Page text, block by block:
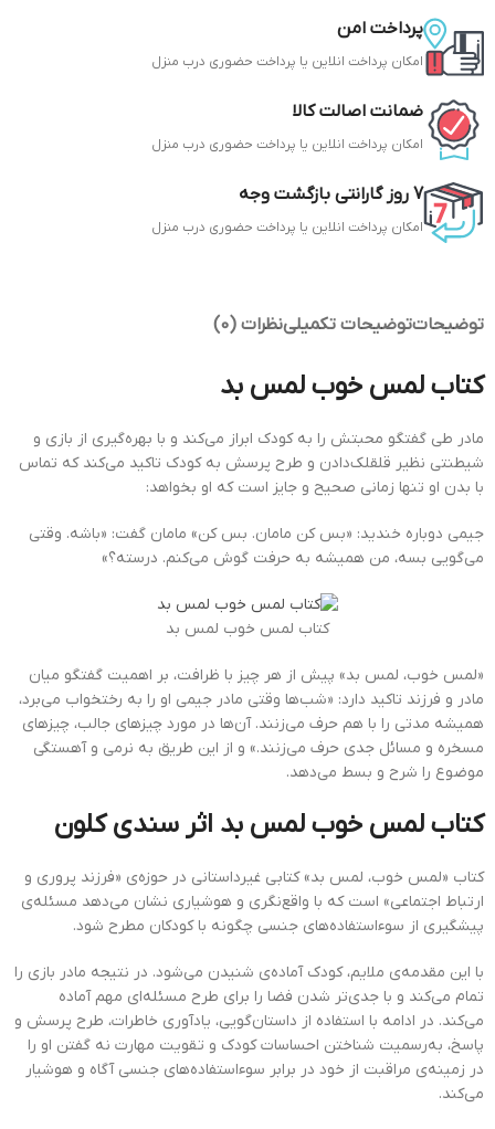
پرداخت امن
امکان پرداخت انلاین یا پرداخت حضوری درب منزل
ضمانت اصالت کالا
امکان پرداخت انلاین یا پرداخت حضوری درب منزل
7 روز گارانتی بازگشت وجه
امکان پرداخت انلاین یا پرداخت حضوری درب منزل
توضیحاتتوضیحات تکمیلینظرات (0)
کتاب لمس خوب لمس بد
مادر طی گفتگو محبتش را به کودک ابراز می‌کند و با بهره‌گیری از بازی و
شیطنتی نظیر قلقلک‌دادن و طرح پرسش به کودک تاکید می‌کند که تماس
با بدن او تنها زمانی صحیح و جایز است که او بخواهد:
جیمی دوباره خندید: «بس کن مامان. بس کن» مامان گفت: «باشه. وقتی
می‌گویی بسه، من همیشه به حرفت گوش می‌کنم. درسته؟»
کتاب لمس خوب لمس بد
«لمس خوب، لمس بد» پیش از هر چیز با ظرافت، بر اهمیت گفتگو میان
مادر و فرزند تاکید دارد: «شب‌ها وقتی مادر جیمی او را به رختخواب می‌برد،
همیشه مدتی را با هم حرف می‌زنند. آن‌ها در مورد چیزهای جالب، چیزهای
مسخره و مسائل جدی حرف می‌زنند.» و از این طریق به نرمی و آهستگی
موضوع را شرح و بسط می‌دهد.
کتاب لمس خوب لمس بد اثر سندی کلون
کتاب «لمس خوب، لمس بد» کتابی غیرداستانی در حوزه‌ی «فرزند پروری و
ارتباط اجتماعی» است که با واقع‌نگری و هوشیاری نشان می‌دهد مسئله‌ی
پیشگیری از سوءاستفاده‌های جنسی چگونه با کودکان مطرح شود.
با این مقدمه‌ی ملایم، کودک آماده‌ی شنیدن می‌شود. در نتیجه مادر بازی را
تمام می‌کند و با جدی‌تر شدن فضا را برای طرح مسئله‌‌ای مهم آماده
می‌کند. در ادامه با استفاده از داستان‌گویی، یادآوری خاطرات، طرح پرسش و
پاسخ، به‌رسمیت شناختن احساسات کودک و تقویت مهارت نه گفتن او را
در زمینه‌ی مراقبت از خود در برابر سوءاستفاده‌های جنسی آگاه و هوشیار
می‌کند.